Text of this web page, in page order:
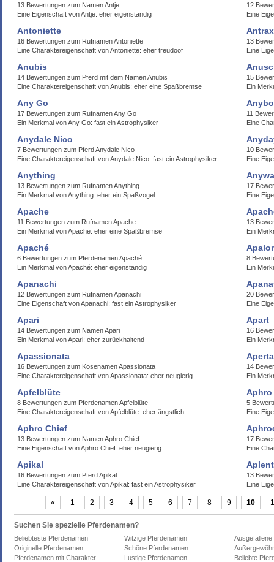
13 Bewertungen zum Namen Antje
Eine Eigenschaft von Antje: eher eigenständig
12
Eine
Antoniette
16 Bewertungen zum Rufnamen Antoniette
Eine Charaktereigenschaft von Antoniette: eher treudoof
Antrax
13
Eine
Anubis
14 Bewertungen zum Pferd mit dem Namen Anubis
Eine Charaktereigenschaft von Anubis: eher eine Spaßbremse
15
Ein
Any Go
17 Bewertungen zum Rufnamen Any Go
Ein Merkmal von Any Go: fast ein Astrophysiker
11
Eine
Anydale Nico
7 Bewertungen zum Pferd Anydale Nico
Eine Charaktereigenschaft von Anydale Nico: fast ein Astrophysiker
10
Eine
Anything
13 Bewertungen zum Rufnamen Anything
Ein Merkmal von Anything: eher ein Spaßvogel
17
Eine
Apache
11 Bewertungen zum Rufnamen Apache
Ein Merkmal von Apache: eher eine Spaßbremse
13
Ein
Apaché
6 Bewertungen zum Pferdenamen Apaché
Ein Merkmal von Apaché: eher eigenständig
8
Ein
Apanachi
12 Bewertungen zum Rufnamen Apanachi
Eine Eigenschaft von Apanachi: fast ein Astrophysiker
20
Eine
Apari
14 Bewertungen zum Namen Apari
Ein Merkmal von Apari: eher zurückhaltend
Apart
16
Ein
Apassionata
16 Bewertungen zum Kosenamen Apassionata
Eine Charaktereigenschaft von Apassionata: eher neugierig
14
Ein
Apfelblüte
8 Bewertungen zum Pferdenamen Apfelblüte
Eine Charaktereigenschaft von Apfelblüte: eher ängstlich
Aphro
5
Eine
Aphro Chief
13 Bewertungen zum Namen Aphro Chief
Eine Eigenschaft von Aphro Chief: eher neugierig
17
Eine
Apikal
16 Bewertungen zum Pferd Apikal
Eine Charaktereigenschaft von Apikal: fast ein Astrophysiker
13
Eine
« 1 2 3 4 5 6 7 8 9 10
Suchen Sie spezielle Pferdenamen?
Beliebteste Pferdenamen Witzige Pferdenamen
Originelle Pferdenamen
Schöne Pferdenamen
Pferdenamen mit Charakter
Lustige Pferdenamen Beliebte